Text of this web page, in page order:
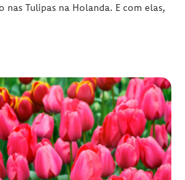
nas Tulipas na Holanda. E com elas,